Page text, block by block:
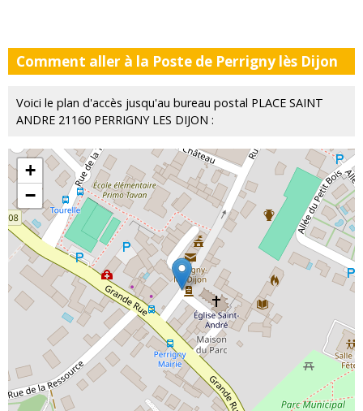
Comment aller à la Poste de Perrigny lès Dijon
Voici le plan d'accès jusqu'au bureau postal PLACE SAINT
ANDRE 21160 PERRIGNY LES DIJON :
+
−